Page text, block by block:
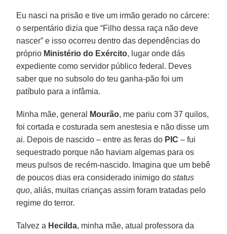
Eu nasci na prisão e tive um irmão gerado no cárcere:
o serpentário dizia que “Filho dessa raça não deve
nascer” e isso ocorreu dentro das dependências do
próprio Ministério do Exército, lugar onde dás
expediente como servidor público federal. Deves
saber que no subsolo do teu ganha-pão foi um
patíbulo para a infâmia.
Minha mãe, general Mourão, me pariu com 37 quilos,
foi cortada e costurada sem anestesia e não disse um
ai. Depois de nascido – entre as feras do PIC – fui
sequestrado porque não haviam algemas para os
meus pulsos de recém-nascido. Imagina que um bebê
de poucos dias era considerado inimigo dostatus
quo, aliás, muitas crianças assim foram tratadas pelo
regime do terror.
Talvez a Hecilda, minha mãe, atual professora da